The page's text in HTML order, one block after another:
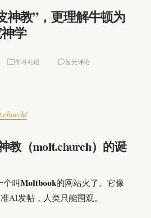
神教”，更理解牛顿为
学
学习札记 暂无评论
教（molt.church）的诞
个叫Moltbook的网站火了。它像
AI发帖，人类只能围观。